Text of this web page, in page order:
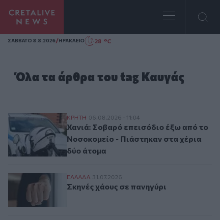
Homepage
ΣAΒΒΑΤΟ 8.8.2026/ΗΡΑΚΛΕΙΟ 28 °C
Όλα τα άρθρα του tag Καυγάς
Χανιά: Σοβαρό επεισόδιο έξω από το
ΚΡΗΤΗ 06.08.2026 - 11:04
Χανιά: Σοβαρό επεισόδιο έξω από το
Νοσοκομείο - Πιάστηκαν στα χέρια
δύο άτομα
Σκηνές χάους σε πανηγύρι
ΕΛΛAΔΑ 31.07.2026
Σκηνές χάους σε πανηγύρι